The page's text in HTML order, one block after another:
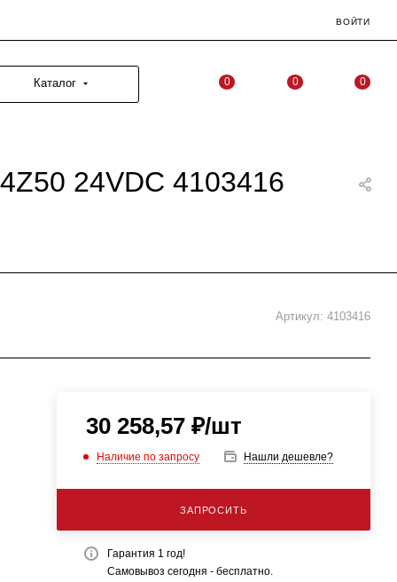
ВОЙТИ
Каталог 0 0 0
24VDC 4103416
Артикул: 4103416
30 258,57₽/шт
Наличие по запросу Нашли дешевле?
ЗАПРОСИТЬ
Гарантия 1 год!
Самовывоз сегодня - бесплатно.